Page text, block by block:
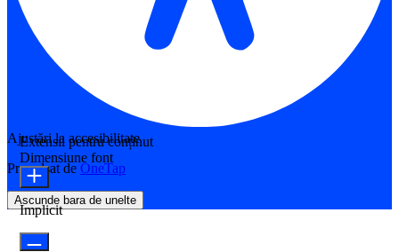
Ajustări la accesibilitate
Propulsat de OneTap
Ascunde bara de unelte
Extensii pentru conținut
Dimensiune font
Implicit